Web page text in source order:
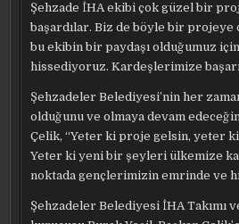
Şehzade İHA ekibi çok güzel bir
başardılar. Biz de böyle bir projeye
bu ekibin bir paydaşı olduğumuz
hissediyoruz. Kardeşlerimize
Şehzadeler Belediyesi’nin her
olduğunu ve olmaya devam
Çelik, “Yeter ki proje gelsin, yeter
Yeter ki yeni bir şeyleri ülkemize
noktada gençlerimizin emrinde ve
Şehzadeler Belediyesi İHA Takımı